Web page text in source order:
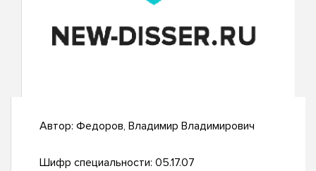
Автор: Федоров, Владимир Владимирович
Шифр специальности: 05.17.07